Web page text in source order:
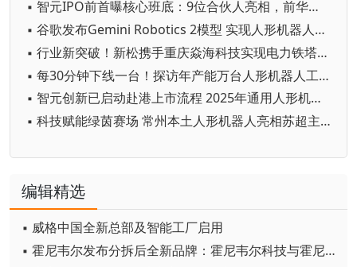
▪ 智元IPO前首曝核心班底：9位合伙人亮相，前华为谷歌腾讯高管集结
▪ 谷歌发布Gemini Robotics 2模型 实现人形机器人全身智能控制突破
▪ 行业新突破！新松携手重庆焱海科技实现电力铁塔塔脚等级焊缝智能焊接
▪ 每30分钟下线一台！探访年产能万台人形机器人工厂
▪ 智元创新已启动赴港上市流程 2025年通用人形机器人出货量超5100台
▪ 科技赋能绿茵赛场 常州本土人形机器人亮相苏超主场
编辑精选
▪ 威格中国全新总部及智能工厂启用
▪ 霍尼韦尔发布分拆后全新品牌：霍尼韦尔科技与霍尼韦尔航空航天